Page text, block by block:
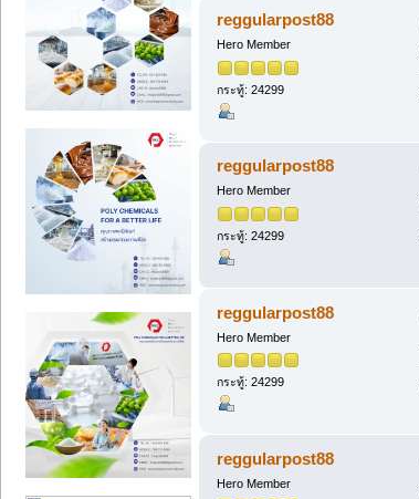
reggularpost88
Hero Member
กระทู้: 24299
reggularpost88
Hero Member
กระทู้: 24299
reggularpost88
Hero Member
กระทู้: 24299
reggularpost88
Hero Member